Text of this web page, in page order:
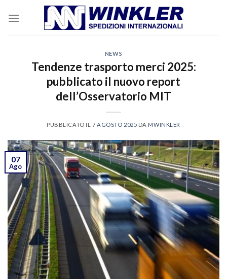
NEWS
Tendenze trasporto merci 2025:
pubblicato il nuovo report
dell’Osservatorio MIT
PUBBLICATO IL 7 AGOSTO 2025 DA MWINKLER
07
Ago